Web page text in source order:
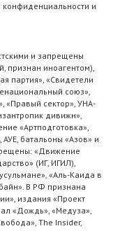
конфиденциальности и
и запрещены
признан иноагентом),
партия», «Свидетели
союз»,
«Правый сектор», УНА-
дивижн»,
«Артподготовка»,
батальоны «Азов» и
«Движение
(ИГ, ИГИЛ),
«Аль-Каида в
В РФ признана
издания «Проект
«Дождь», «Медуза»,
The Insider,